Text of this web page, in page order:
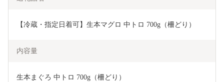
【冷蔵・指定日着可】生本マグロ 中トロ 700g（柵どり）
内容量
生本まぐろ 中トロ 700g（柵どり）